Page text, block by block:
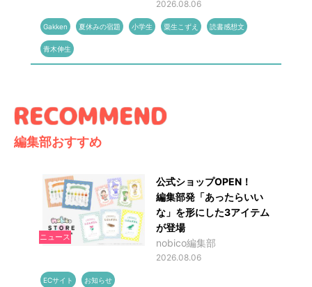
2026.08.06
Gakken 夏休みの宿題 小学生 粟生こずえ 読書感想文
青木伸生
編集部おすすめ
ニュース
公式ショップOPEN！
編集部発「あったらいい
な」を形にした3アイテム
が登場
nobico編集部
2026.08.06
ECサイト お知らせ